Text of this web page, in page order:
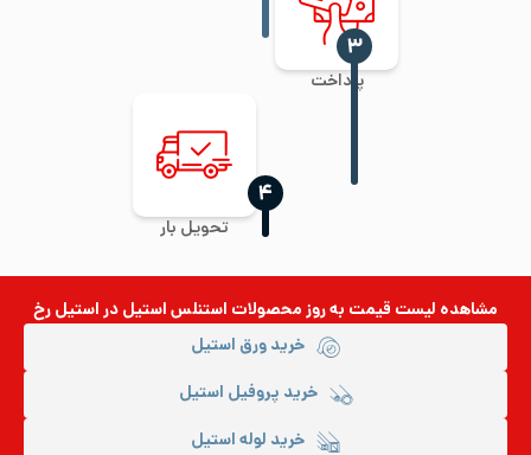
پرداخت
‍۳
تحویل بار
‍۴
مشاهده لیست قیمت به روزمحصولات استنلس استیلدر استیل رخ
خرید ورق استیل
خرید پروفیل استیل
خرید لوله استیل